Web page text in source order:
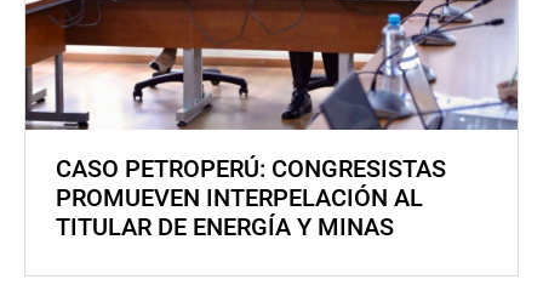
CASO PETROPERÚ: CONGRESISTAS
PROMUEVEN INTERPELACIÓN AL
TITULAR DE ENERGÍA Y MINAS